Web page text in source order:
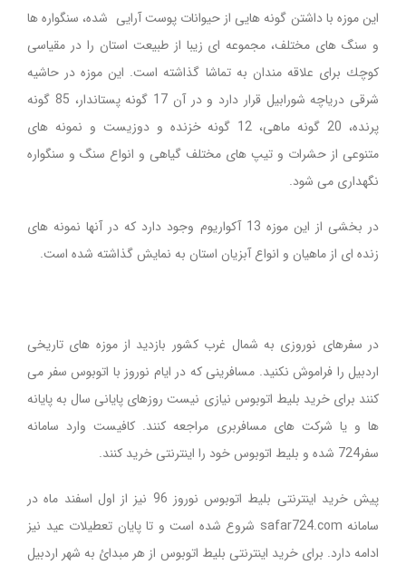
این موزه با داشتن گونه هایی از حیوانات پوست آرایی شده، سنگواره ها
و سنگ های مختلف، مجموعه ای زیبا از طبیعت استان را در مقیاسی
كوچك برای علاقه مندان به تماشا گذاشته است. این موزه در حاشیه
شرقی دریاچه شورابیل قرار دارد و در آن 17 گونه پستاندار، 85 گونه
پرنده، 20 گونه ماهی، 12 گونه خزنده و دوزیست و نمونه های
متنوعی از حشرات و تیپ های مختلف گیاهی و انواع سنگ و سنگواره
نگهداری می شود.
در بخشی از این موزه 13 آكواریوم وجود دارد كه در آنها نمونه های
زنده ای از ماهیان و انواع آبزیان استان به نمایش گذاشته شده است.
در سفرهای نوروزی به شمال غرب کشور بازدید از موزه های تاریخی
اردبیل را فراموش نکنید. مسافرینی که در ایام نوروز با اتوبوس سفر می
کنند برای خرید بلیط اتوبوس نیازی نیست روزهای پایانی سال به پایانه
ها و یا شرکت های مسافربری مراجعه کنند. کافیست وارد سامانه
سفر724 شده و بلیط اتوبوس خود را اینترنتی خرید کنند.
پیش خرید اینترنتی بلیط اتوبوس نوروز 96 نیز از اول اسفند ماه در
سامانه safar724.com شروع شده است و تا پایان تعطیلات عید نیز
ادامه دارد. برای خرید اینترنتی بلیط اتوبوس از هر مبدائ به شهر اردبیل